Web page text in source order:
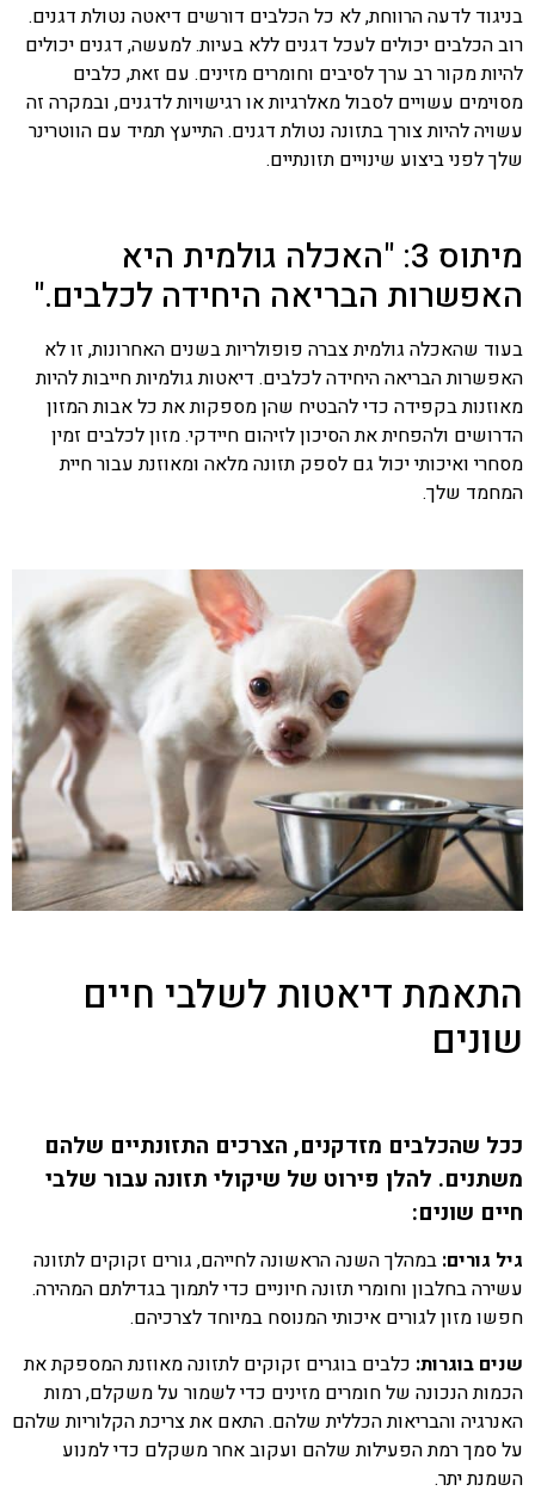
בניגוד לדעה הרווחת, לא כל הכלבים דורשים דיאטה נטולת דגנים.
רוב הכלבים יכולים לעכל דגנים ללא בעיות. למעשה, דגנים יכולים
להיות מקור רב ערך לסיבים וחומרים מזינים. עם זאת, כלבים
מסוימים עשויים לסבול מאלרגיות או רגישויות לדגנים, ובמקרה זה
עשויה להיות צורך בתזונה נטולת דגנים. התייעץ תמיד עם הווטרינר
שלך לפני ביצוע שינויים תזונתיים.
מיתוס 3: "האכלה גולמית היא
האפשרות הבריאה היחידה לכלבים."
בעוד שהאכלה גולמית צברה פופולריות בשנים האחרונות, זו לא
האפשרות הבריאה היחידה לכלבים. דיאטות גולמיות חייבות להיות
מאוזנות בקפידה כדי להבטיח שהן מספקות את כל אבות המזון
הדרושים ולהפחית את הסיכון לזיהום חיידקי. מזון לכלבים זמין
מסחרי ואיכותי יכול גם לספק תזונה מלאה ומאוזנת עבור חיית
המחמד שלך.
התאמת דיאטות לשלבי חיים
שונים
ככל שהכלבים מזדקנים, הצרכים התזונתיים שלהם
משתנים. להלן פירוט של שיקולי תזונה עבור שלבי
חיים שונים:
גיל גורים: במהלך השנה הראשונה לחייהם, גורים זקוקים לתזונה
עשירה בחלבון וחומרי תזונה חיוניים כדי לתמוך בגדילתם המהירה.
חפשו מזון לגורים איכותי המנוסח במיוחד לצרכיהם.
שנים בוגרות: כלבים בוגרים זקוקים לתזונה מאוזנת המספקת את
הכמות הנכונה של חומרים מזינים כדי לשמור על משקלם, רמות
האנרגיה והבריאות הכללית שלהם. התאם את צריכת הקלוריות שלהם
על סמך רמת הפעילות שלהם ועקוב אחר משקלם כדי למנוע
השמנת יתר.